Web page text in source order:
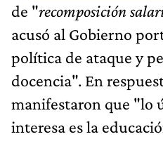
de "recomposición
acusó al Gobierno
política de ataque y
docencia". En
manifestaron que "lo
interesa es la